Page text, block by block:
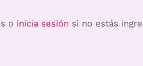
o inicia sesión si no estás